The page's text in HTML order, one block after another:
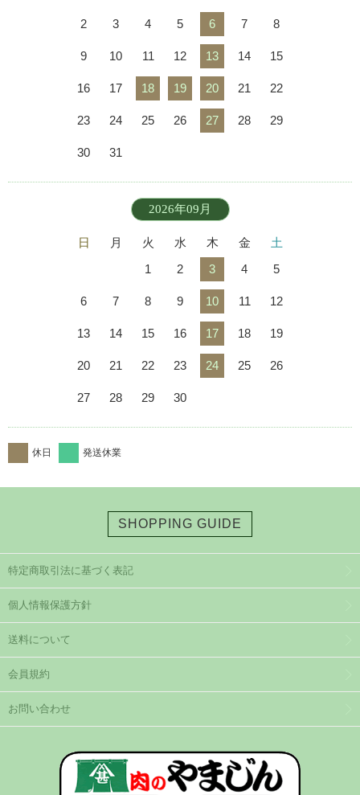
2 3 4 5 6 7 8
9 10 11 12 13 14 15
16 17 18 19 20 21 22
23 24 25 26 27 28 29
30 31
2026年09月
日 月 火 水 木 金
土
1
2 3 4 5
6 7 8 9 10 11 12
13 14 15 16 17 18 19
20 21 22 23 24 25 26
27 28 29 30
休日 発送休業
SHOPPING GUIDE
特定商取引法に基づく表記
個人情報保護方針
送料について
会員規約
お問い合わせ